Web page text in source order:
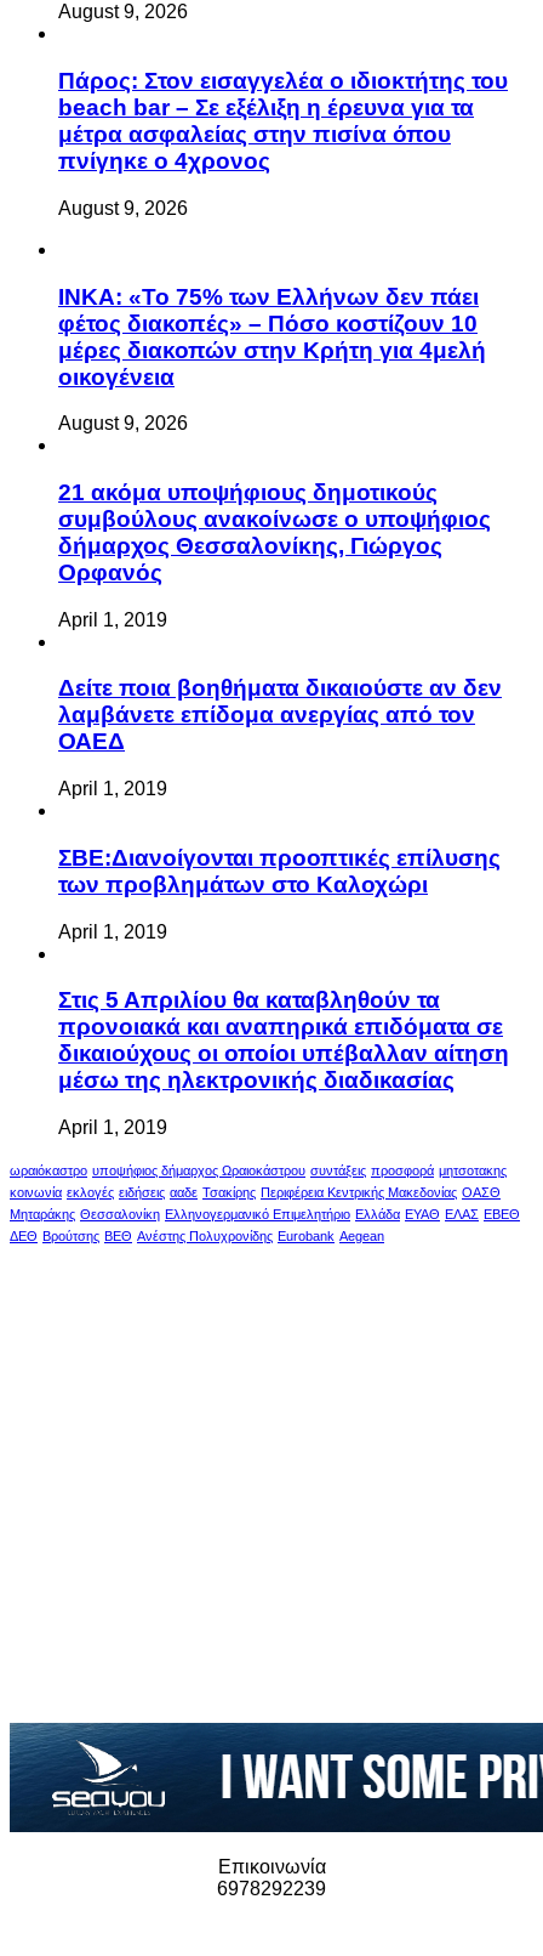
August 9, 2026
Πάρος: Στον εισαγγελέα ο ιδιοκτήτης του
beach bar – Σε εξέλιξη η έρευνα για τα
μέτρα ασφαλείας στην πισίνα όπου
πνίγηκε ο 4χρονος
August 9, 2026
ΙΝΚΑ: «Το 75% των Ελλήνων δεν πάει
φέτος διακοπές» – Πόσο κοστίζουν 10
μέρες διακοπών στην Κρήτη για 4μελή
οικογένεια
August 9, 2026
21 ακόμα υποψήφιους δημοτικούς
συμβούλους ανακοίνωσε ο υποψήφιος
δήμαρχος Θεσσαλονίκης, Γιώργος
Ορφανός
April 1, 2019
Δείτε ποια βοηθήματα δικαιούστε αν δεν
λαμβάνετε επίδομα ανεργίας από τον
ΟΑΕΔ
April 1, 2019
ΣΒΕ:Διανοίγονται προοπτικές επίλυσης
των προβλημάτων στο Καλοχώρι
April 1, 2019
Στις 5 Απριλίου θα καταβληθούν τα
προνοιακά και αναπηρικά επιδόματα σε
δικαιούχους οι οποίοι υπέβαλλαν αίτηση
μέσω της ηλεκτρονικής διαδικασίας
April 1, 2019
ωραιόκαστρο υποψήφιος δήμαρχος Ωραιοκάστρου συντάξεις προσφορά μητσοτακης
κοινωνία εκλογές ειδήσεις ααδε Τσακίρης Περιφέρεια Κεντρικής Μακεδονίας ΟΑΣΘ
Μηταράκης Θεσσαλονίκη Ελληνογερμανικό Επιμελητήριο Ελλάδα ΕΥΑΘ ΕΛΑΣ ΕΒΕΘ
ΔΕΘ Βρούτσης ΒΕΘ Ανέστης Πολυχρονίδης Eurobank Aegean
Επικοινωνία
6978292239